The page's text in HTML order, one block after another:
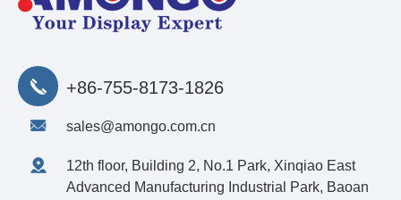
+86-755-8173-1826
sales@amongo.com.cn
12th floor, Building 2, No.1 Park, Xinqiao East
Advanced Manufacturing Industrial Park, Baoan